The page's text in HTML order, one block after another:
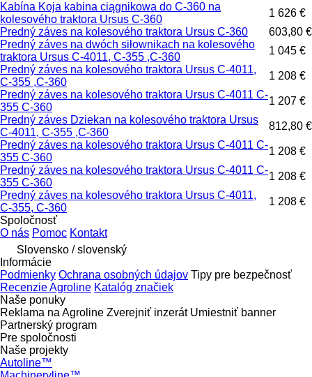
Kabína Koja kabina ciągnikowa do C-360 na
kolesového traktora Ursus C-360
1 626 €
Predný záves na kolesového traktora Ursus C-360
603,80 €
Predný záves na dwóch siłownikach na kolesového
traktora Ursus C-4011, C-355 ,C-360
1 045 €
Predný záves na kolesového traktora Ursus C-4011,
C-355 ,C-360
1 208 €
Predný záves na kolesového traktora Ursus C-4011 C-
355 C-360
1 207 €
Predný záves Dziekan na kolesového traktora Ursus
C-4011, C-355 ,C-360
812,80 €
Predný záves na kolesového traktora Ursus C-4011 C-
355 C-360
1 208 €
Predný záves na kolesového traktora Ursus C-4011 C-
355 C-360
1 208 €
Predný záves na kolesového traktora Ursus C-4011,
C-355, C-360
1 208 €
Spoločnosť
O nás Pomoc Kontakt
Slovensko / slovenský
Informácie
Podmienky Ochrana osobných údajov Tipy pre bezpečnosť
Recenzie Agroline Katalóg značiek
Naše ponuky
Reklama na Agroline Zverejniť inzerát Umiestniť banner
Partnerský program
Pre spoločnosti
Naše projekty
Autoline™